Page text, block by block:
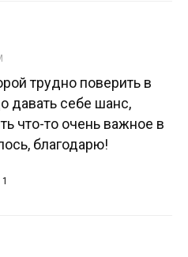
трудно поверить в
давать себе шанс,
что-то очень важное в
благодарю!
1